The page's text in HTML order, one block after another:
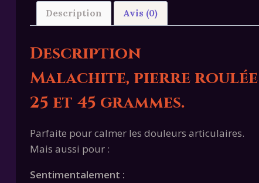
Description Avis (0)
Description
Malachite, pierre
25 et 45 grammes.
Parfaite pour calmer les douleurs articulaires.
Mais aussi pour :
Sentimentalement :